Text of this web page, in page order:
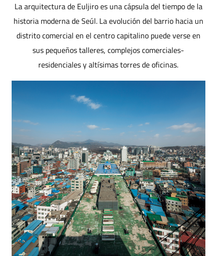
La arquitectura de Euljiro es una cápsula del tiempo de la
historia moderna de Seúl. La evolución del barrio hacia un
distrito comercial en el centro capitalino puede verse en
sus pequeños talleres, complejos comerciales-
residenciales y altísimas torres de oficinas.